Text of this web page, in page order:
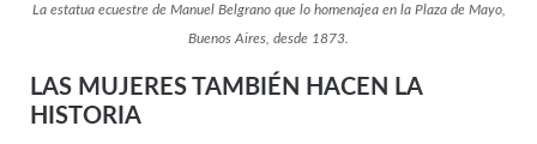
La estatua ecuestre de Manuel Belgrano que lo homenajea en la Plaza de Mayo,
Buenos Aires, desde 1873.
LAS MUJERES TAMBIÉN HACEN LA
HISTORIA